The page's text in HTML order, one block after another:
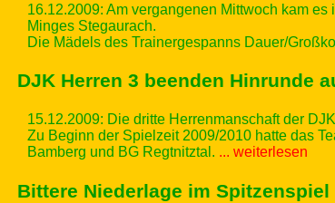
16.12.2009: Am vergangenen Mittwoch kam
Minges Stegaurach.
Die Mädels des Trainergespanns Dauer/
DJK Herren 3 beenden Hinrunde
15.12.2009: Die dritte Herrenmanschaft der
Zu Beginn der Spielzeit 2009/2010 hatte das
Bamberg und BG Regtnitztal. ... weiterlesen
Bittere Niederlage im Spitzenspiel